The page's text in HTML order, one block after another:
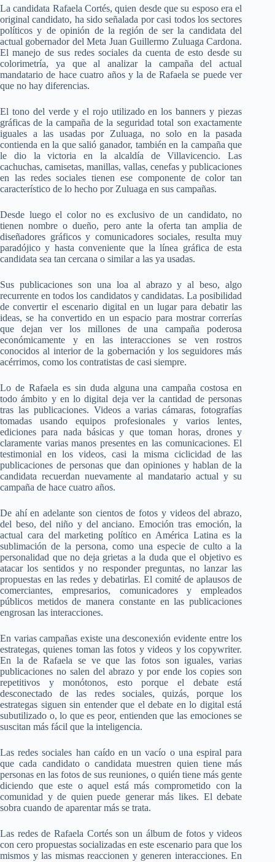
La candidata Rafaela Cortés, quien desde que su esposo era el
original candidato, ha sido señalada por casi todos los sectores
políticos y de opinión de la región de ser la candidata del
actual gobernador del Meta Juan Guillermo Zuluaga Cardona.
El manejo de sus redes sociales da cuenta de esto desde su
colorimetría, ya que al analizar la campaña del actual
mandatario de hace cuatro años y la de Rafaela se puede ver
que no hay diferencias.
El tono del verde y el rojo utilizado en los banners y piezas
gráficas de la campaña de la seguridad total son exactamente
iguales a las usadas por Zuluaga, no solo en la pasada
contienda en la que salió ganador, también en la campaña que
le dio la victoria en la alcaldía de Villavicencio. Las
cachuchas, camisetas, manillas, vallas, cenefas y publicaciones
en las redes sociales tienen ese componente de color tan
característico de lo hecho por Zuluaga en sus campañas.
Desde luego el color no es exclusivo de un candidato, no
tienen nombre o dueño, pero ante la oferta tan amplia de
diseñadores gráficos y comunicadores sociales, resulta muy
paradójico y hasta conveniente que la línea gráfica de esta
candidata sea tan cercana o similar a las ya usadas.
Sus publicaciones son una loa al abrazo y al beso, algo
recurrente en todos los candidatos y candidatas. La posibilidad
de convertir el escenario digital en un lugar para debatir las
ideas, se ha convertido en un espacio para mostrar correrías
que dejan ver los millones de una campaña poderosa
económicamente y en las interacciones se ven rostros
conocidos al interior de la gobernación y los seguidores más
acérrimos, como los contratistas de casi siempre.
Lo de Rafaela es sin duda alguna una campaña costosa en
todo ámbito y en lo digital deja ver la cantidad de personas
tras las publicaciones. Videos a varias cámaras, fotografías
tomadas usando equipos profesionales y varios lentes,
ediciones para nada básicas y que toman horas, drones y
claramente varias manos presentes en las comunicaciones. El
testimonial en los videos, casi la misma ciclicidad de las
publicaciones de personas que dan opiniones y hablan de la
candidata recuerdan nuevamente al mandatario actual y su
campaña de hace cuatro años.
De ahí en adelante son cientos de fotos y videos del abrazo,
del beso, del niño y del anciano. Emoción tras emoción, la
actual cara del marketing político en América Latina es la
sublimación de la persona, como una especie de culto a la
personalidad que no deja grietas a la duda que el objetivo es
atacar los sentidos y no responder preguntas, no lanzar las
propuestas en las redes y debatirlas. El comité de aplausos de
comerciantes, empresarios, comunicadores y empleados
públicos metidos de manera constante en las publicaciones
engrosan las interacciones.
En varias campañas existe una desconexión evidente entre los
estrategas, quienes toman las fotos y videos y los copywriter.
En la de Rafaela se ve que las fotos son iguales, varias
publicaciones no salen del abrazo y por ende los copies son
repetitivos y monótonos, esto porque el debate está
desconectado de las redes sociales, quizás, porque los
estrategas siguen sin entender que el debate en lo digital está
subutilizado o, lo que es peor, entienden que las emociones se
suscitan más fácil que la inteligencia.
Las redes sociales han caído en un vacío o una espiral para
que cada candidato o candidata muestren quien tiene más
personas en las fotos de sus reuniones, o quién tiene más gente
diciendo que este o aquel está más comprometido con la
comunidad y de quien puede generar más likes. El debate
sobra cuando de aparentar más se trata.
Las redes de Rafaela Cortés son un álbum de fotos y videos
con cero propuestas socializadas en este escenario para que los
mismos y las mismas reaccionen y generen interacciones. En